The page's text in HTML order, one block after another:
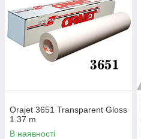
Orajet 3651 Transparent Gloss
1.37 m
В наявності